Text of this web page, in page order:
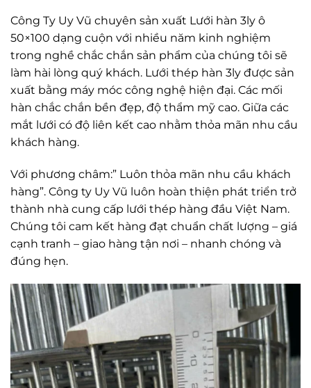
Công Ty Uy Vũ chuyên sản xuất Lưới hàn 3ly ô
50×100 dạng cuộn với nhiều năm kinh nghiệm
trong nghề chắc chắn sản phẩm của chúng tôi sẽ
làm hài lòng quý khách. Lưới thép hàn 3ly được sản
xuất bằng máy móc công nghệ hiện đại. Các mối
hàn chắc chắn bền đẹp, độ thẩm mỹ cao. Giữa các
mắt lưới có độ liên kết cao nhằm thỏa mãn nhu cầu
khách hàng.
Với phương châm:” Luôn thỏa mãn nhu cầu khách
hàng”. Công ty Uy Vũ luôn hoàn thiện phát triển trở
thành nhà cung cấp lưới thép hàng đầu Việt Nam.
Chúng tôi cam kết hàng đạt chuẩn chất lượng – giá
cạnh tranh – giao hàng tận nơi – nhanh chóng và
đúng hẹn.